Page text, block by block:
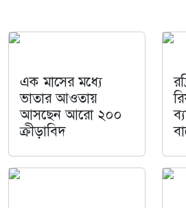
এক মাসের মধ্যে
ভাতার আওতায়
আসছেন আরো ২০০
ক্রীড়াবিদ